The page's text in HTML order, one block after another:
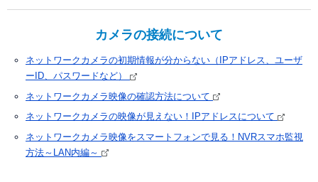
ソフトウエア一覧
ラインナップ一覧
NVRの知識
NVRデモサイト
デモ機貸出
ネットワークカメラサイトへ
システム・ケイサイトへ
カメラの接続について
ネットワークカメラの初期情報が分からない（IPアドレス、ユーザ
ーID、パスワードなど）
ネットワークカメラ映像の確認方法について
ネットワークカメラの映像が見えない！IPアドレスについて
ネットワークカメラ映像をスマートフォンで見る！NVRスマホ監視
方法～LAN内編～